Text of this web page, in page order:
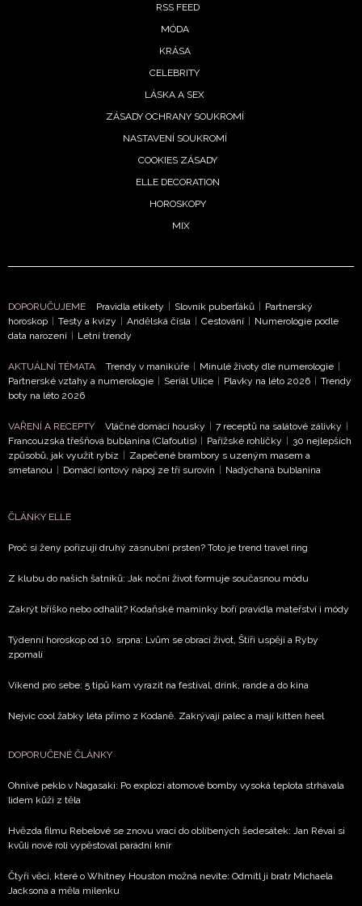
NEWSLETTER
ODESLAT
Přihlášením k newsletteru souhlasíte s
podmínkami společnosti BurdaMedia Extra s.r.o.a
potvrzujete, že jste se seznámili seZásadami
ochrany soukromí- BurdaMedia Extra s.r.o. bude s
vyhodnocení akce a zasílání novinek.
Chcete navíc dostávat i další zajímavé a exkluzivní
zpracováním údajů k tomuto účelu podleZásad ochrany
RSS FEED
MÓDA
KRÁSA
CELEBRITY
LÁSKA A SEX
ZÁSADY OCHRANY SOUKROMÍ
NASTAVENÍ SOUKROMÍ
COOKIES ZÁSADY
ELLE DECORATION
HOROSKOPY
MIX
DOPORUČUJEME Pravidla etikety | Slovník puberťáků | Partnerský
horoskop | Testy a kvízy | Andělská čísla | Cestování | Numerologie podle
data narození | Letní trendy
AKTUÁLNÍ TÉMATA Trendy v manikúře | Minulé životy dle numerologie |
Partnerské vztahy a numerologie | Seriál Ulice | Plavky na léto 2026 | Trendy
boty na léto 2026
VAŘENÍ A RECEPTY Vláčné domácí housky | 7 receptů na salátové zálivky |
Francouzská třešňová bublanina (Clafoutis) | Pařížské rohlíčky | 30 nejlepších
způsobů, jak využít rybíz | Zapečené brambory s uzeným masem a
smetanou | Domácí iontový nápoj ze tří surovin | Nadýchaná bublanina
ČLÁNKY ELLE
Proč si ženy pořizují druhý zásnubní prsten? Toto je trend travel ring
Z klubu do našich šatníků: Jak noční život formuje současnou módu
Zakrýt bříško nebo odhalit? Kodaňské maminky boří pravidla mateřství i módy
Týdenní horoskop od 10. srpna: Lvům se obrací život, Štíři uspějí a Ryby
zpomalí
Víkend pro sebe: 5 tipů kam vyrazit na festival, drink, rande a do kina
Nejvíc cool žabky léta přímo z Kodaně. Zakrývají palec a mají kitten heel
DOPORUČENÉ ČLÁNKY
Ohnivé peklo v Nagasaki: Po explozi atomové bomby vysoká teplota strhávala
lidem kůži z těla
Hvězda filmu Rebelové se znovu vrací do oblíbených šedesátek: Jan Révai si
kvůli nové roli vypěstoval parádní knír
Čtyři věci, které o Whitney Houston možná nevíte: Odmítl ji bratr Michaela
Jacksona a měla milenku